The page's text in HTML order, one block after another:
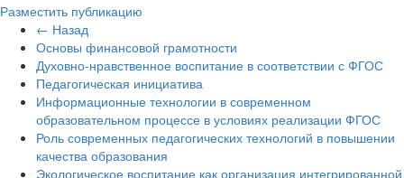
Разместить публикацию
← Назад
Основы финансовой грамотности
Духовно-нравственное воспитание в соответствии с ФГОС
Педагогическая инициатива
Информационные технологии в современном
образовательном процессе в условиях реализации ФГОС
Роль современных педагогических технологий в повышении
качества образования
Экологическое воспитание как организация интегрированной